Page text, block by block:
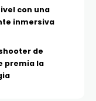
con una
inmersiva
de
premia la